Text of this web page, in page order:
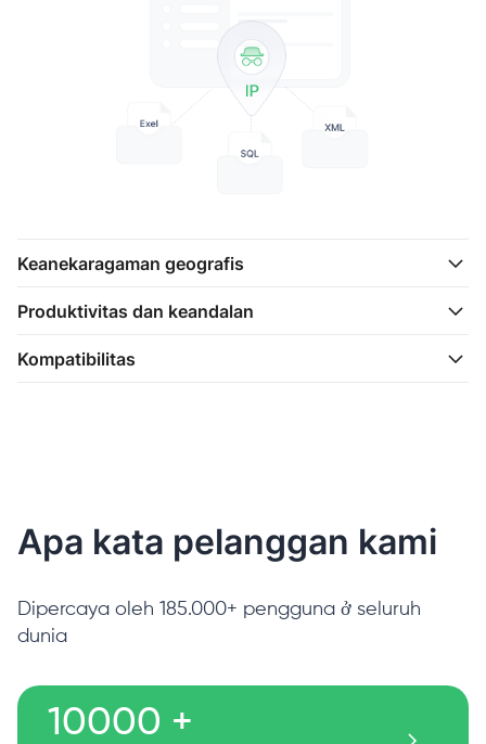
Keanekaragaman geografis
Produktivitas dan keandalan
Kompatibilitas
Apa kata pelanggan kami
Dipercaya oleh 185.000+ pengguna ở seluruh
dunia
10000 +